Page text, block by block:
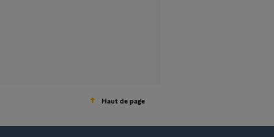
Haut de page